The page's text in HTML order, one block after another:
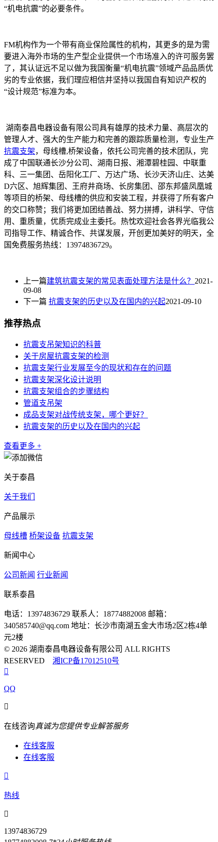
“机电抗震”的必要条件。
FM机构作为一个带有商业保险属性的机构，其更多的是为需
要进入海外市场的生产型企业提供一个市场准入的许可服务罢
了，其认证远不足以做为我国衡量“机电抗震”领域产品品质优
劣的专业依据，我们理应相信并坚持以我国自有知识产权的
“设计规范”标准为本。
湖南泰昌电器设备有限公司具有雄厚的技术力量、高层次的
管理人才、强大的生产能力和完善的跟踪质量检测，专业生产
抗震支架，母线槽,桥架设备，依托公司完善的技术团队，完
成了中国联通长沙分公司、湖南日报、湘潭碧桂园、中联重
科、三一集团、岳阳化工厂、万达广场、长沙天济山庄、达美
D六区、旭辉集团、王府井商场、长房集团、邵东邦盛凤凰城
等项目的桥架、母线槽的供应和安装工程，并获得了所有客户
的交口称赞；我们将更加团结善战、努力拼搏，讲科学、守信
用、重质量，优质完成业主委托。热忱欢迎社会各界光临我公
司指导工作、精诚合作、共谋发展，开创更加美好的明天，全
国免费服务热线：13974836729。
上一篇建筑抗震支架的常见表面处理方法是什么？ 2021-
09-08
下一篇 抗震支架的历史以及在国内的兴起2021-09-10
推荐热点
抗震支吊架知识的科普
关于房屋抗震支架的检测
抗震支架行业发展至今的现状和存在的问题
抗震支架深化设计说明
抗震支架组合的步骤结构
管道支吊架
成品支架对战传统支架，哪个更好？
抗震支架的历史以及在国内的兴起
查看更多 +
关于泰昌
关于我们
产品展示
母线槽 桥架设备 抗震支架
新闻中心
公司新闻 行业新闻
联系泰昌
电话：13974836729 联系人：18774882008 邮箱：
340585740@qq.com 地址：长沙市南湖五金大市场2区2栋4单
元2楼
© 2026 湖南泰昌电器设备有限公司 ALL RIGHTS
RESERVED 湘ICP备17012510号

QQ

在线咨询真诚为您提供专业解答服务
在线客服
在线客服

热线

13974836729